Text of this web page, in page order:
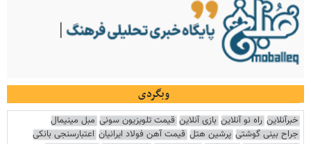
وبگردی
خبرآنلاین راه نو آنلاین بازی آنلاین قیمت تلویزیون سونی مبل مینیمال
جراح بینی گوشتی پرشین هتل قیمت آهن فولاد ایرانیان اعتبارسنجی بانکی